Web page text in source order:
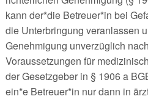
kann der*die Betreuer*in bei
die Unterbringung veranlassen
Genehmigung unverzüglich
Voraussetzungen für
der Gesetzgeber in § 1906 a
ein*e Betreuer*in nur dann in